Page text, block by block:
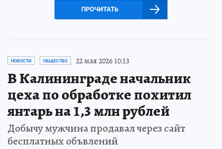
ПРОЧИТАТЬ
НОВОСТИ ОБЩЕСТВО 22 мая 2026 10:13
В Калининграде начальник
цеха по обработке похитил
янтарь на 1,3 млн рублей
Добычу мужчина продавал через сайт
бесплатных объвлений